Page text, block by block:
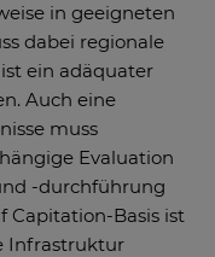
in geeigneten
dabei regionale
ein adäquater
Auch eine
muss
Evaluation
-durchführung
Capitation-Basis ist
Infrastruktur